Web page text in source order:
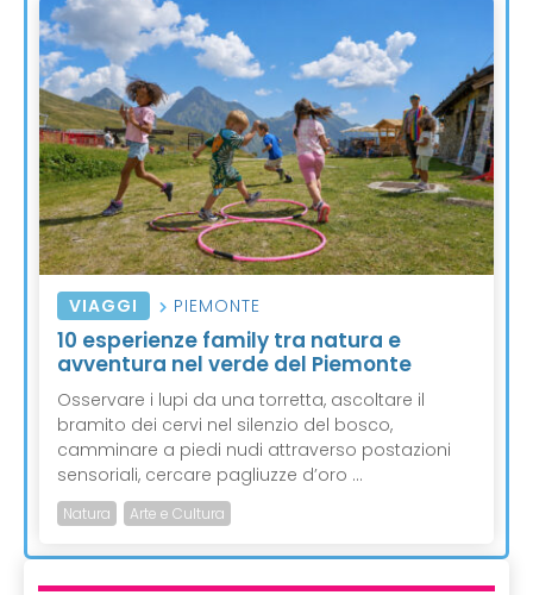
VIAGGI PIEMONTE
10 esperienze family tra natura e
avventura nel verde del Piemonte
Osservare i lupi da una torretta, ascoltare il
bramito dei cervi nel silenzio del bosco,
camminare a piedi nudi attraverso postazioni
sensoriali, cercare pagliuzze d’oro ...
Natura Arte e Cultura